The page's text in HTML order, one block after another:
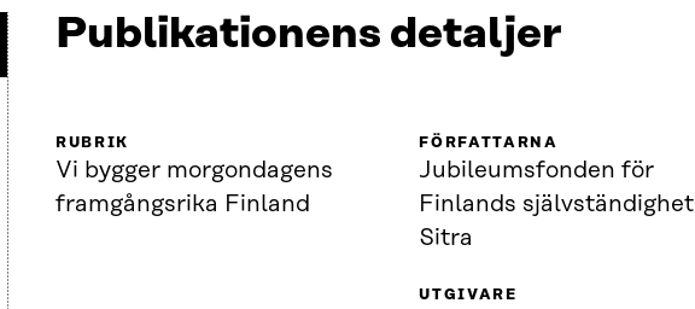
Publikationens detaljer
RUBRIK
Vi bygger morgondagens
framgångsrika Finland
FÖRFATTARNA
Jubileumsfonden för
Finlands självständighet
Sitra
UTGIVARE